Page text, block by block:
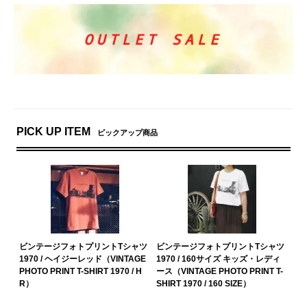
PICK UP ITEM ピックアップ商品
ビンテージフォトプリントTシャツ
1970 / ヘイジーレッド（VINTAGE
PHOTO PRINT T-SHIRT 1970 / H
R）
ビンテージフォトプリントTシャツ
1970 / 160サイズ キッズ・レディ
ース（VINTAGE PHOTO PRINT T-
SHIRT 1970 / 160 SIZE）